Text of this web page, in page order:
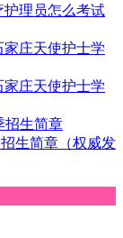
护理员怎么考试
庄天使护士学
庄天使护士学
招生简章
生简章（权威发